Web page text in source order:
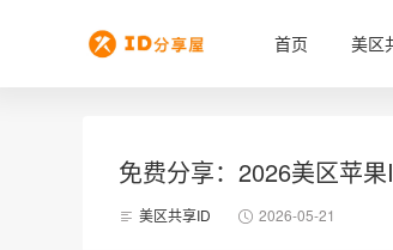
首页 美区
免费分享：2026美区苹
美区共享ID 2026-05-21